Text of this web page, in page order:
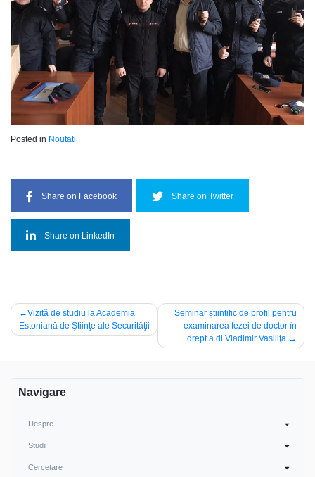
Posted in Noutati
Share on Facebook Share on Twitter
Share on LinkedIn
Navigare
în
Vizită de studiu la Academia
Estoniană de Ştiinţe ale Securităţii
Seminar științific de profil pentru
examinarea tezei de doctor în
drept a dl Vladimir Vasiliţa
Navigare
Despre
Studii
Cercetare